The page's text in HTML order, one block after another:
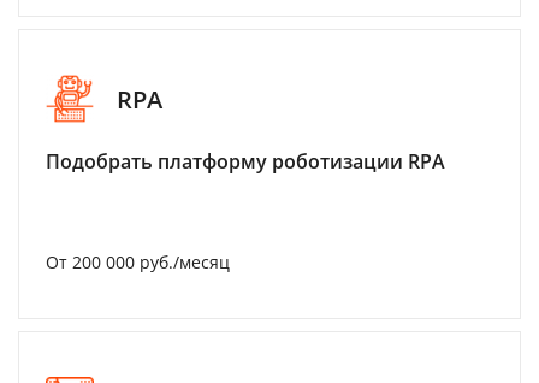
RPA
Подобрать платформу роботизации RPA
От 200 000 руб./месяц